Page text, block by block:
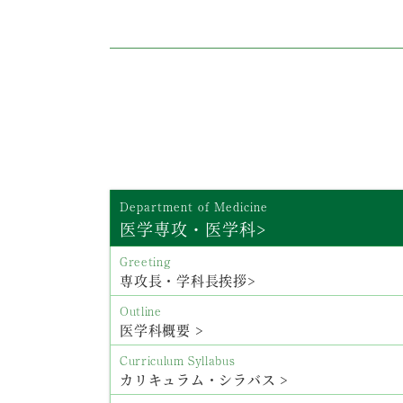
Department of Medicine
医学専攻・医学科>
Greeting
専攻長・学科長挨拶>
Outline
医学科概要 >
Curriculum Syllabus
カリキュラム・シラバス >